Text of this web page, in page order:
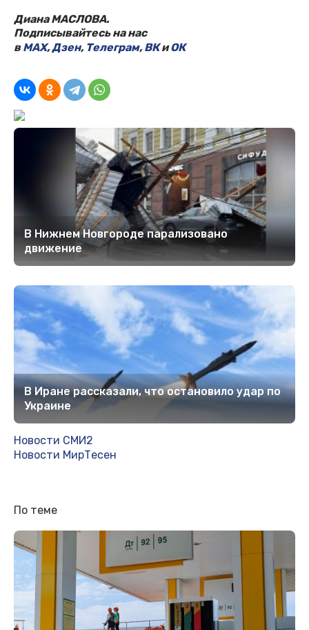
Диана МАСЛОВА.
Подписывайтесь на нас
вMAX,Дзен, Телеграм,ВКиОК
В Нижнем Новгороде парализовано
движение
В Иране рассказали, что остановило удар по
Украине
Новости СМИ2
Новости МирТесен
По теме